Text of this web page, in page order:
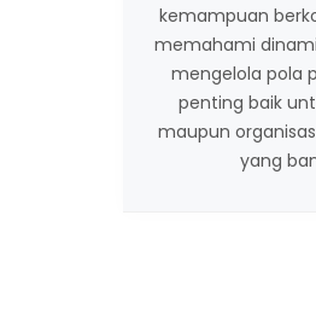
kemampuan
memahami
mengelola pola
penting baik
maupun
yang